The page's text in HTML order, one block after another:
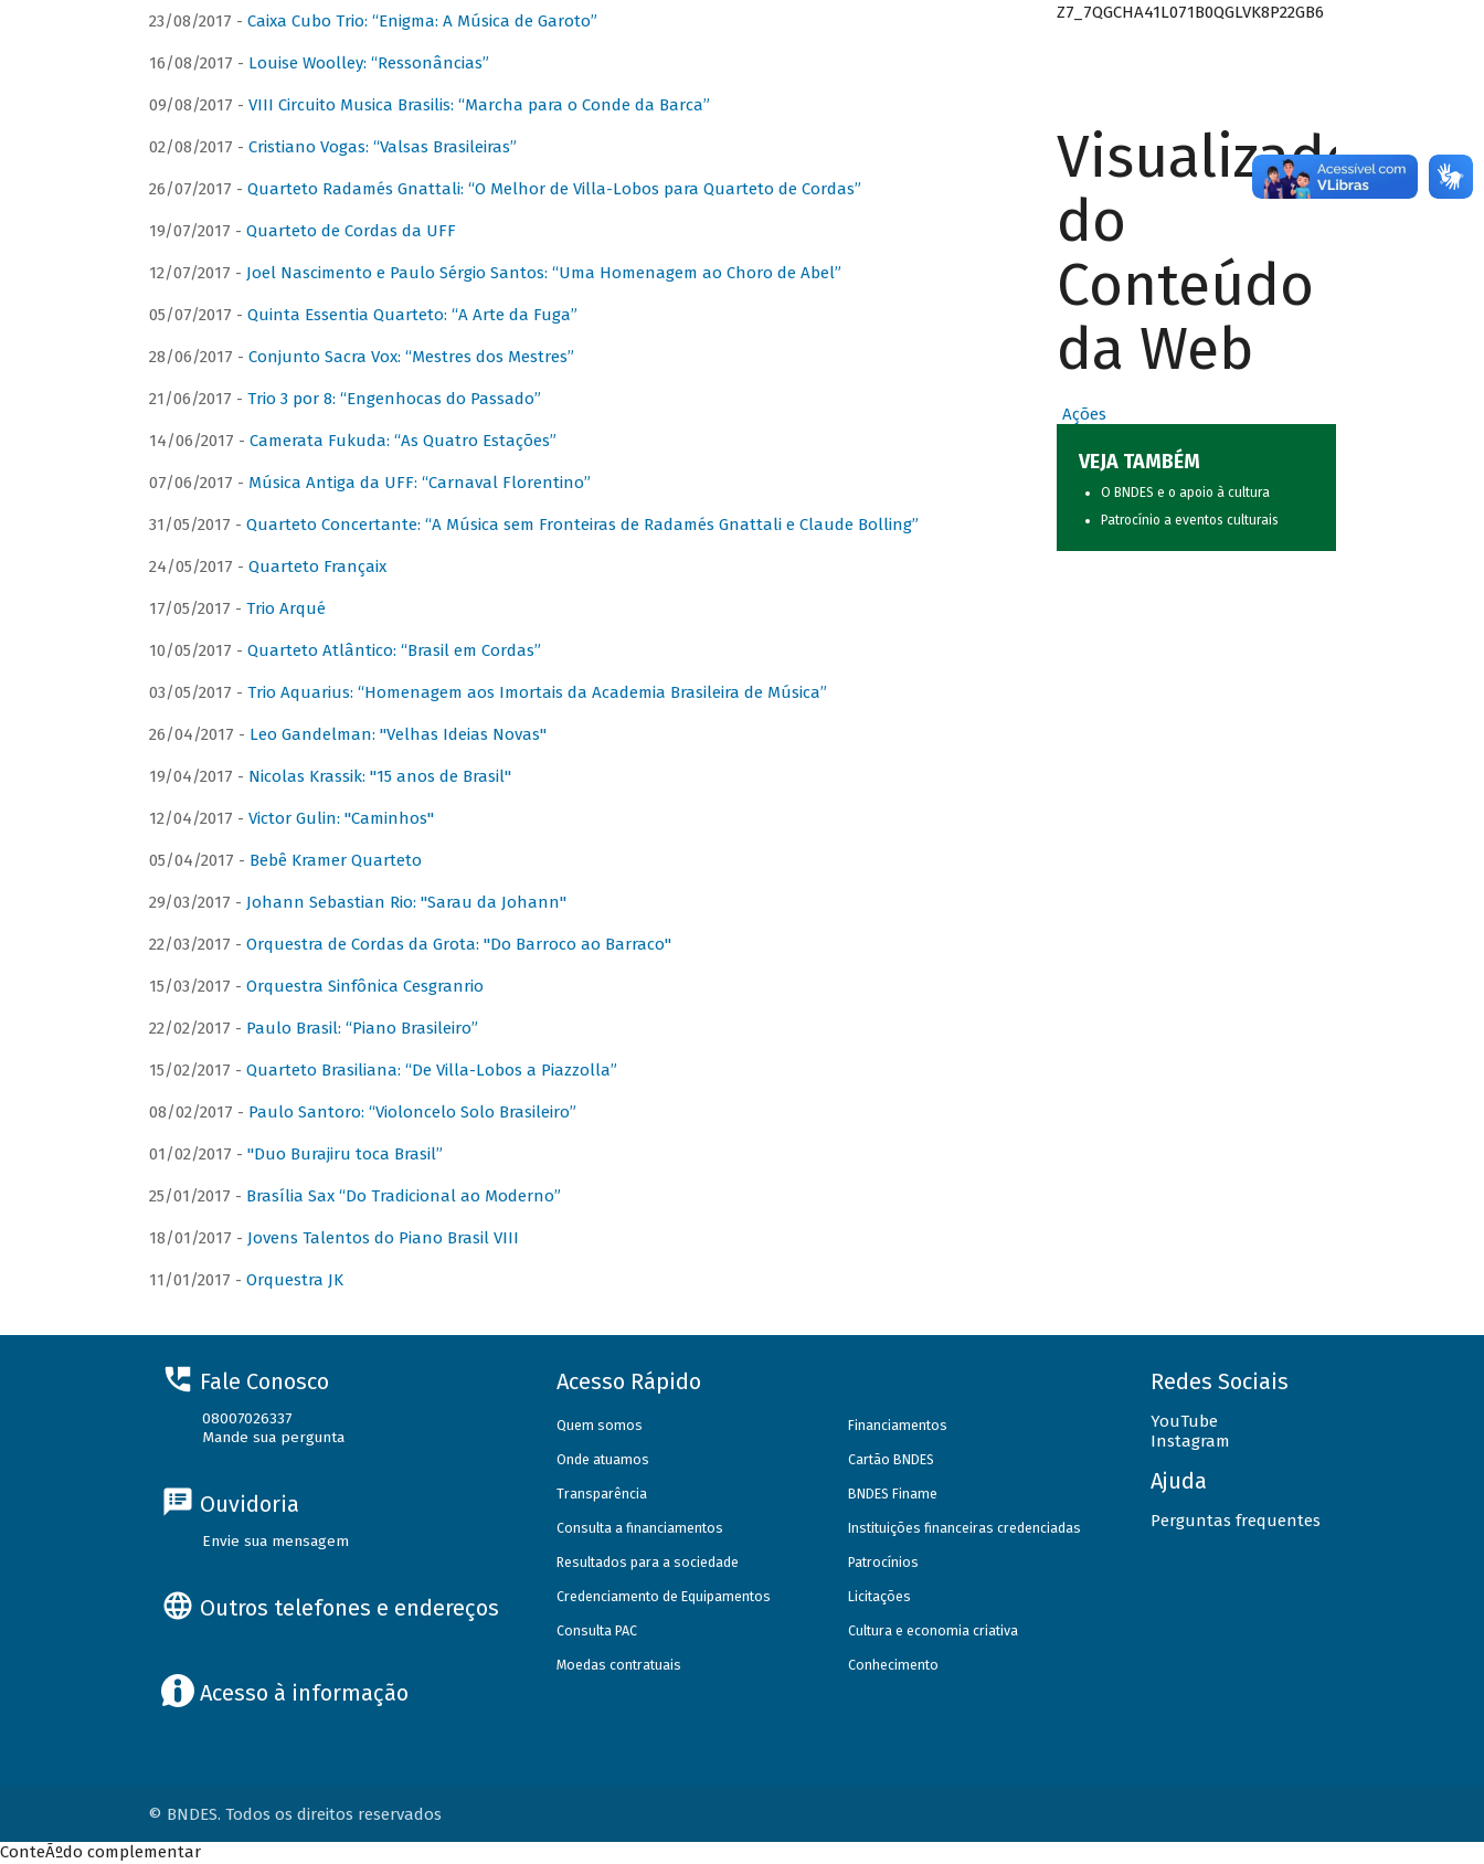
23/08/2017 - Caixa Cubo Trio: “Enigma: A Música de Garoto”
16/08/2017 - Louise Woolley: “Ressonâncias”
09/08/2017 - VIII Circuito Musica Brasilis: “Marcha para o Conde da Barca”
02/08/2017 - Cristiano Vogas: “Valsas Brasileiras”
26/07/2017 - Quarteto Radamés Gnattali: “O Melhor de Villa-Lobos para Quarteto de Cordas”
19/07/2017 - Quarteto de Cordas da UFF
12/07/2017 - Joel Nascimento e Paulo Sérgio Santos: “Uma Homenagem ao Choro de Abel”
05/07/2017 - Quinta Essentia Quarteto: “A Arte da Fuga”
28/06/2017 - Conjunto Sacra Vox: “Mestres dos Mestres”
21/06/2017 - Trio 3 por 8: “Engenhocas do Passado”
14/06/2017 - Camerata Fukuda: “As Quatro Estações”
07/06/2017 - Música Antiga da UFF: “Carnaval Florentino”
31/05/2017 - Quarteto Concertante: “A Música sem Fronteiras de Radamés Gnattali e Claude Bolling”
24/05/2017 - Quarteto Françaix
17/05/2017 - Trio Arqué
10/05/2017 - Quarteto Atlântico: “Brasil em Cordas”
03/05/2017 - Trio Aquarius: “Homenagem aos Imortais da Academia Brasileira de Música”
26/04/2017 - Leo Gandelman: "Velhas Ideias Novas"
19/04/2017 - Nicolas Krassik: "15 anos de Brasil"
12/04/2017 - Victor Gulin: "Caminhos"
05/04/2017 - Bebê Kramer Quarteto
29/03/2017 - Johann Sebastian Rio: "Sarau da Johann"
22/03/2017 - Orquestra de Cordas da Grota: "Do Barroco ao Barraco"
15/03/2017 - Orquestra Sinfônica Cesgranrio
22/02/2017 - Paulo Brasil: “Piano Brasileiro”
15/02/2017 - Quarteto Brasiliana: “De Villa-Lobos a Piazzolla”
08/02/2017 - Paulo Santoro: “Violoncelo Solo Brasileiro”
01/02/2017 - "Duo Burajiru toca Brasil”
25/01/2017 - Brasília Sax “Do Tradicional ao Moderno”
18/01/2017 - Jovens Talentos do Piano Brasil VIII
11/01/2017 - Orquestra JK
Z7_7QGCHA41L071B0QGLVK8P22GB6
Visualizador
do
Conteúdo
da Web
Ações
VEJA TAMBÉM
O BNDES e o apoio à cultura
Patrocínio a eventos culturais
Fale Conosco
08007026337
Mande sua pergunta
Ouvidoria
Envie sua mensagem
Outros telefones e endereços
Acesso à informação
Acesso Rápido
Quem somos
Onde atuamos
Transparência
Consulta a financiamentos
Resultados para a sociedade
Credenciamento de Equipamentos
Consulta PAC
Moedas contratuais
Financiamentos
Cartão BNDES
BNDES Finame
Instituições financeiras credenciadas
Patrocínios
Licitações
Cultura e economia criativa
Conhecimento
Redes Sociais
YouTube
Instagram
Ajuda
Perguntas frequentes
© BNDES. Todos os direitos reservados
ConteÃºdo complementar